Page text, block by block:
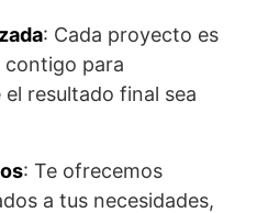
: Cada proyecto es
contigo para
resultado final sea
: Te ofrecemos
a tus necesidades,